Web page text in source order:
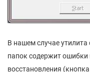
В нашем случае
папок содержит ошибки
восстановления (кнопка